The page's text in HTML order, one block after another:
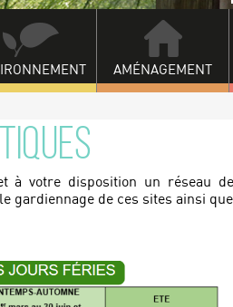
AMÉNAGEMENT
à votre disposition un réseau
gardiennage de ces sites ainsi